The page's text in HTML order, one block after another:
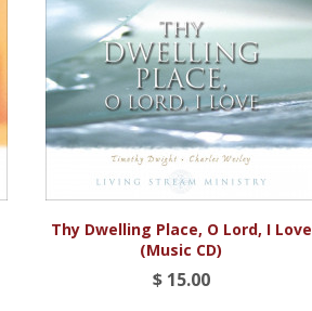
Vista rápida
Thy Dwelling Place, O Lord, I Love
(Music CD)
$ 15.00